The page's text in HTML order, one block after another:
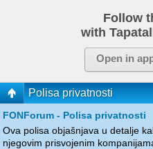
Follow
with
Open in
Polisa privatnosti
FONForum - Polisa privatnosti
Ova polisa objašnjava u detalje
njegovim prisvojenim